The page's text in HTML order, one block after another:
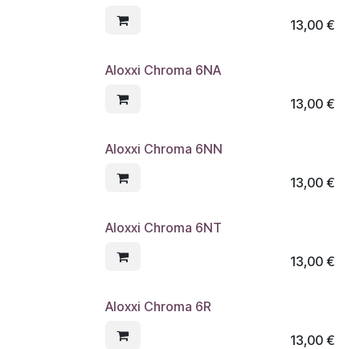
13,00€
Aloxxi Chroma 6NA
13,00€
Aloxxi Chroma 6NN
13,00€
Aloxxi Chroma 6NT
13,00€
Aloxxi Chroma 6R
13,00€